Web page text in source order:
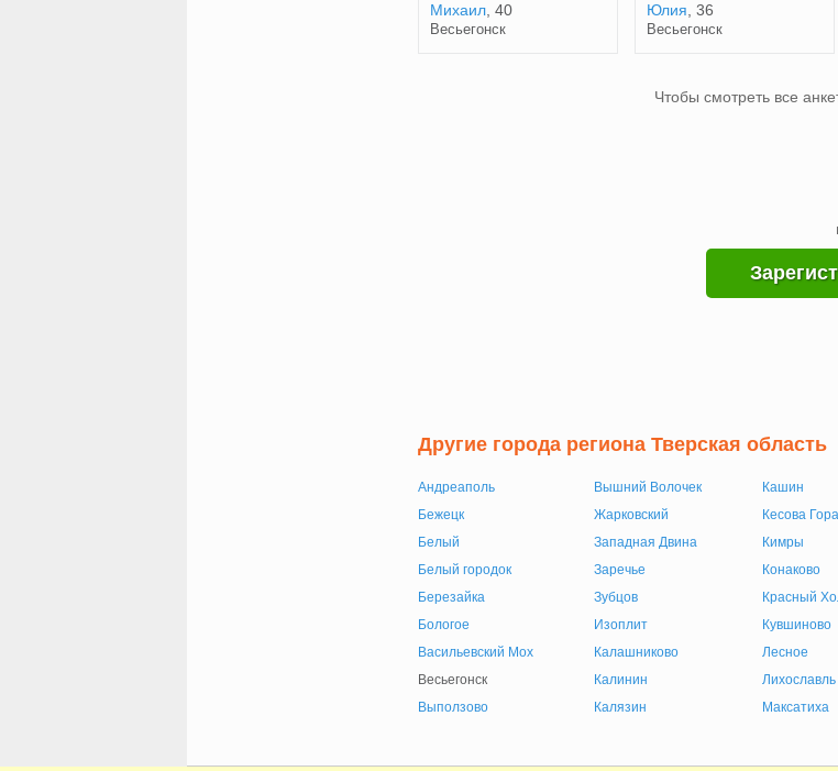
Михаил, 40
Весьегонск
Юлия , 36
Весьегонск
Чтобы смотреть все
Другие города региона Тверская область
Андреаполь
Бежецк
Белый
Белый городок
Березайка
Бологое
Васильевский Мох
Весьегонск
Выползово
Вышний Волочек
Жарковский
Западная Двина
Заречье
Зубцов
Изоплит
Калашниково
Калинин
Калязин
Кашин
Кесова Гора
Кимры
Конаково
Красный
Кувшиново
Лесное
Лихославль
Максатиха